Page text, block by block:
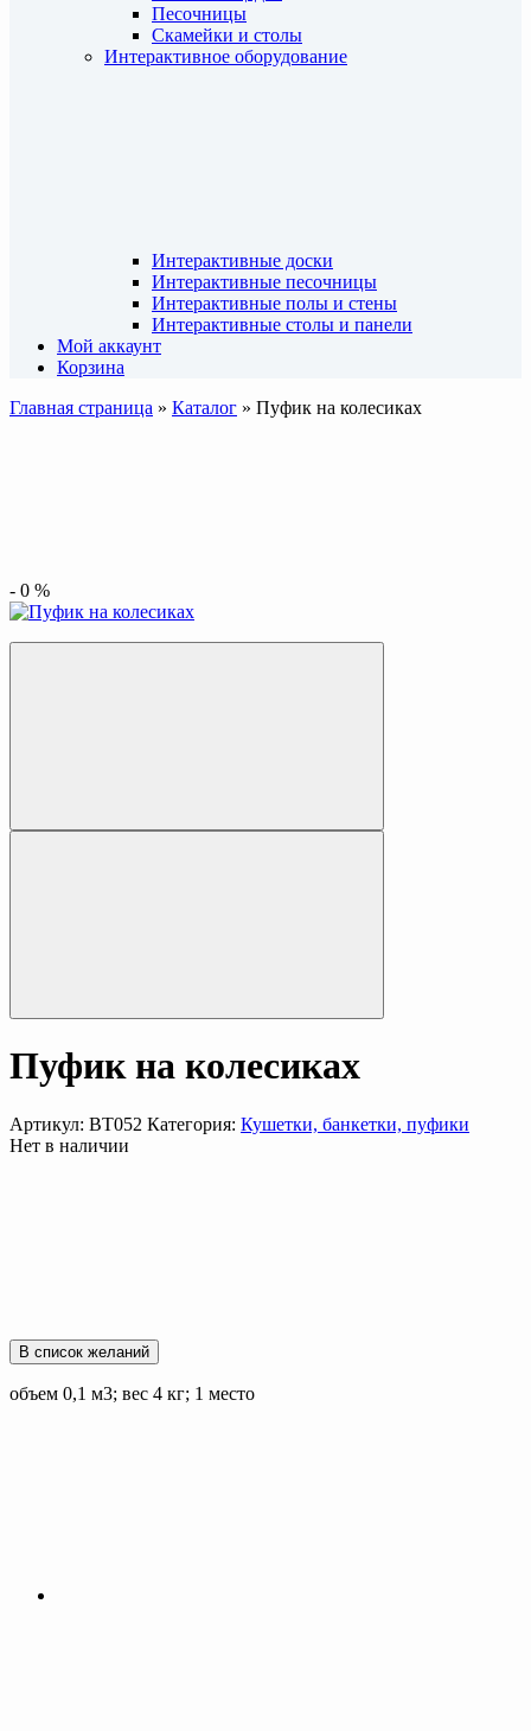
Песочницы
Скамейки и столы
Интерактивное оборудование
Интерактивные доски
Интерактивные песочницы
Интерактивные полы и стены
Интерактивные столы и панели
Мой аккаунт
Корзина
Главная страница » Каталог » Пуфик на колесиках
- 0 %
Пуфик на колесиках
Артикул: ВТ052 Категория: Кушетки, банкетки, пуфики
Нет в наличии
В список желаний
объем 0,1 м3; вес 4 кг; 1 место